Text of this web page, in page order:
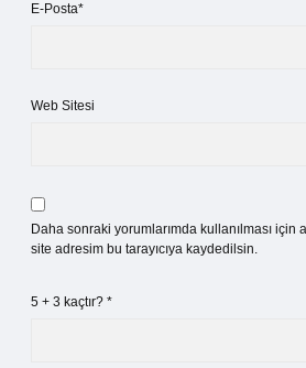
E-Posta*
Web Sitesi
Daha sonraki yorumlarımda kullanılması için
site adresim bu tarayıcıya kaydedilsin.
5 + 3 kaçtır? *